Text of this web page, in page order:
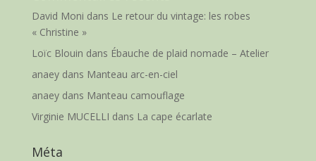
David Moni dans Le retour du vintage: les robes
« Christine »
Loïc Blouin dans Ébauche de plaid nomade – Atelier
anaeydans Manteau arc-en-ciel
anaeydans Manteau camouflage
Virginie MUCELLI dans La cape écarlate
Méta